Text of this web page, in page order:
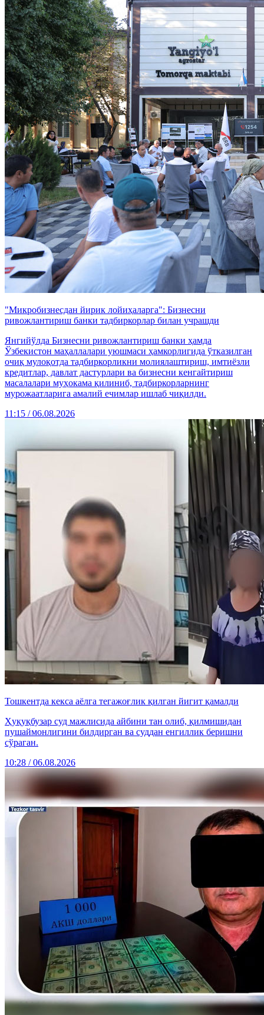
"Микробизнесдан йирик лойиҳаларга": Бизнесни
ривожлантириш банки тадбиркорлар билан учрашди
Янгийўлда Бизнесни ривожлантириш банки ҳамда
Ўзбекистон маҳаллалари уюшмаси ҳамкорлигида ўтказилган
очиқ мулоқотда тадбиркорликни молиялаштириш, имтиёзли
кредитлар, давлат дастурлари ва бизнесни кенгайтириш
масалалари муҳокама қилиниб, тадбиркорларнинг
мурожаатларига амалий ечимлар ишлаб чиқилди.
11:15 / 06.08.2026
Тошкентда кекса аёлга тегажоғлик қилган йигит қамалди
Ҳуқуқбузар суд мажлисида айбини тан олиб, қилмишидан
пушаймонлигини билдирган ва суддан енгиллик беришни
сўраган.
10:28 / 06.08.2026